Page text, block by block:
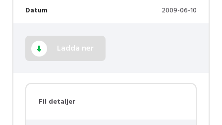
Datum 2009-06-10
Ladda ner
Fil detaljer